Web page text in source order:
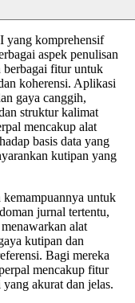
yang komprehensif
aspek penulisan
berbagai fitur untuk
koherensi. Aplikasi
gaya canggih,
struktur kalimat
mencakup alat
basis data yang
kutipan yang
kemampuannya untuk
jurnal tertentu,
alat
kutipan dan
Bagi mereka
mencakup fitur
akurat dan jelas.